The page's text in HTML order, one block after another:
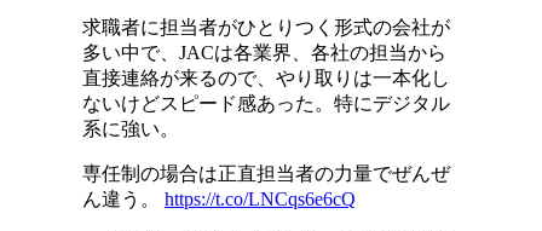
求職者に担当者がひとりつく形式の会社が
多い中で、JACは各業界、各社の担当から
直接連絡が来るので、やり取りは一本化し
ないけどスピード感あった。特にデジタル
系に強い。
専任制の場合は正直担当者の力量でぜんぜ
ん違う。 https://t.co/LNCqs6e6cQ